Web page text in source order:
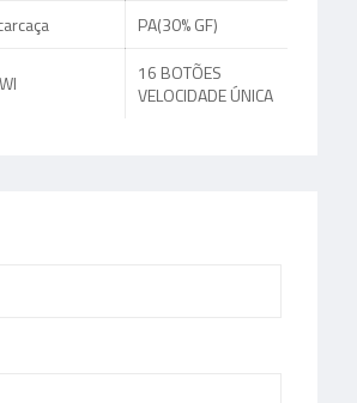
PA(30% GF)
16 BOTÕES
VELOCIDADE ÚNICA